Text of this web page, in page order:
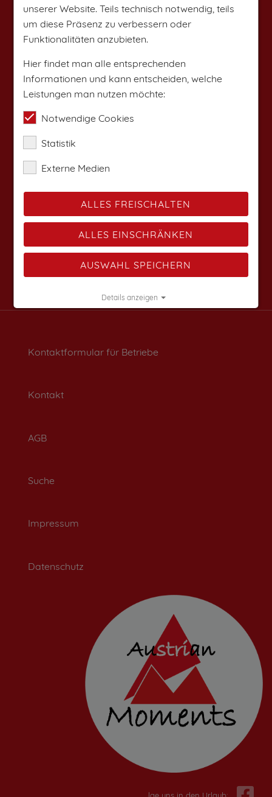
Kontaktformular für Betriebe
Kontakt
AGB
Suche
Impressum
Datenschutz
unserer Website. Teils technisch notwendig, teils
um diese Präsenz zu verbessern oder
Funktionalitäten anzubieten.
Hier findet man alle entsprechenden
Informationen und kann entscheiden, welche
Leistungen man nutzen möchte:
Notwendige Cookies
Statistik
Externe Medien
ALLES FREISCHALTEN
ALLES EINSCHRÄNKEN
AUSWAHL SPEICHERN
Details anzeigen